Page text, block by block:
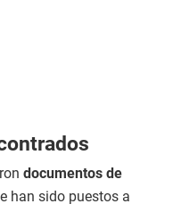
documentos de
han sido puestos a